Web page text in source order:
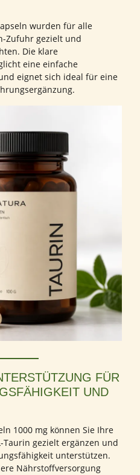
wurden für alle
Zufuhr gezielt und
Die klare
eine einfache
eignet sich ideal für eine
FÜR
UND
1000 mg können Sie Ihre
gezielt ergänzen und
unterstützen.
Nährstoffversorgung